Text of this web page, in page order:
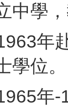
中學，
年
學位。
年-